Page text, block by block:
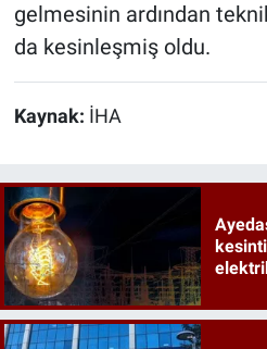
gelmesinin ardından
da kesinleşmiş oldu.
Kaynak: İHA